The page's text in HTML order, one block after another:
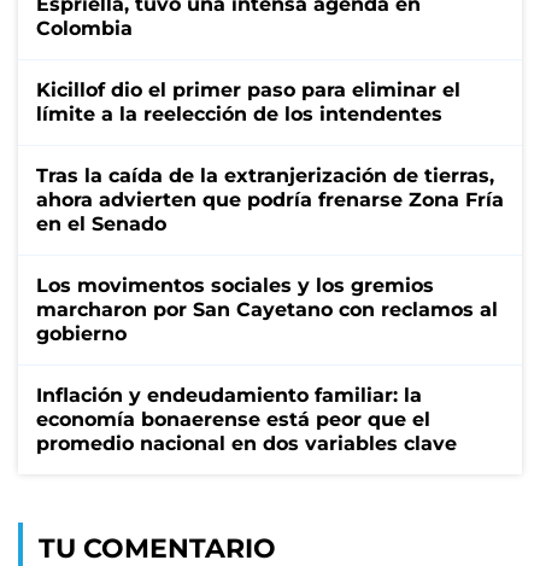
Colombia
Kicillof dio el primer paso para eliminar el
límite a la reelección de los intendentes
Tras la caída de la extranjerización de tierras,
ahora advierten que podría frenarse Zona Fría
en el Senado
Los movimentos sociales y los gremios
marcharon por San Cayetano con reclamos al
gobierno
Inflación y endeudamiento familiar: la
economía bonaerense está peor que el
promedio nacional en dos variables clave
TU COMENTARIO